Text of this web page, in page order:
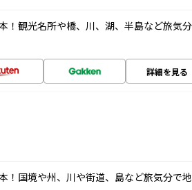
！観光名所や橋、川、湖、半島など旅気
詳細を見る
！国境や州、川や街道、島など旅気分で